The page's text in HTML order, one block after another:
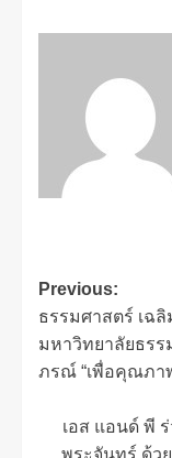
Previous:
ธรรมศาสตร์ เฉ
มหาวิทยาลัยธรร
ภรณ์ “เพื่อคุณภา
เอส แอนด์ พี
พระจันทร์ ด้ว